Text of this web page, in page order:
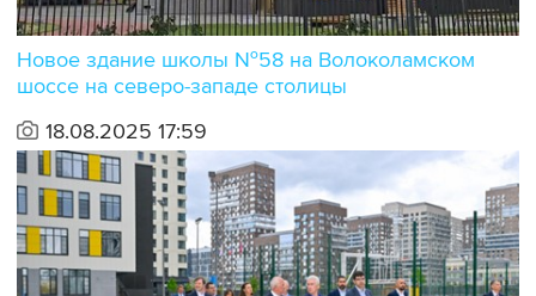
Новое здание школы №58 на Волоколамском
шоссе на северо-западе столицы
18.08.2025 17:59